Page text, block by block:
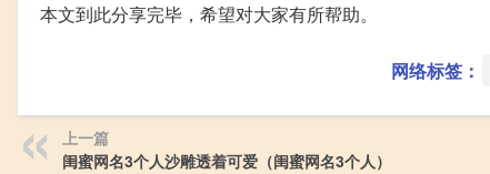
本文到此分享完毕，希望对大家有所帮助。
网络标签：
上一篇
闺蜜网名3个人沙雕透着可爱（闺蜜网名3个人）